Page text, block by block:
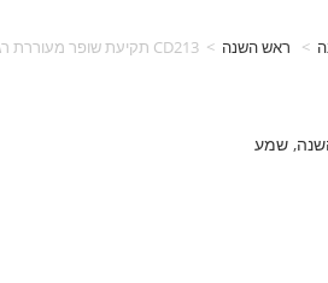
> ראש השנה > CD213 תקיעת שופר מעוררת רגש האחריות (מעגל השנה, ראש השנה)
, שמע